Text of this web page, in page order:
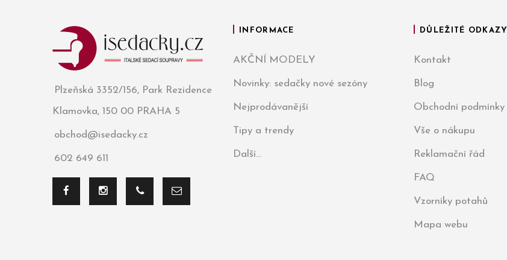
Plzeňská 3352/156, Park Rezidence
Klamovka, 150 00 PRAHA 5
obchod@isedacky.cz
602 649 611
INFORMACE
AKČNÍ MODELY
Novinky: sedačky nové sezóny
Nejprodávanější
Tipy a trendy
Další...
DŮLEŽITÉ ODKAZY
Kontakt
Blog
Obchodní podmínky
Vše o nákupu
Reklamační řád
FAQ
Vzorníky potahů
Mapa webu